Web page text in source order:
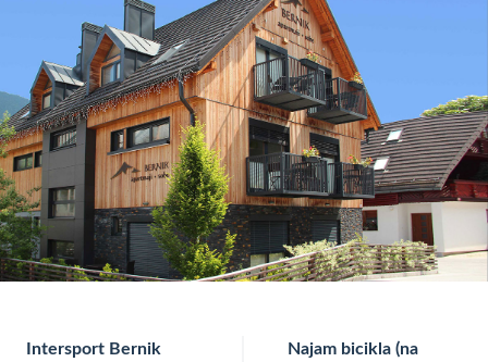
Intersport Bernik
Najam bicikla (na